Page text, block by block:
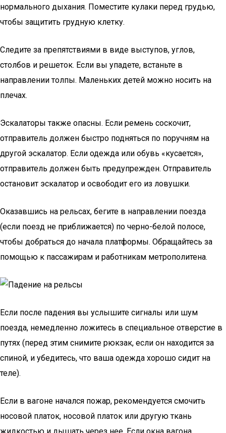
нормального дыхания. Поместите кулаки перед грудью,
чтобы защитить грудную клетку.
Следите за препятствиями в виде выступов, углов,
столбов и решеток. Если вы упадете, встаньте в
направлении толпы. Маленьких детей можно носить на
плечах.
Эскалаторы также опасны. Если ремень соскочит,
отправитель должен быстро подняться по поручням на
другой эскалатор. Если одежда или обувь «кусается»,
отправитель должен быть предупрежден. Отправитель
остановит эскалатор и освободит его из ловушки.
Оказавшись на рельсах, бегите в направлении поезда
(если поезд не приближается) по черно-белой полосе,
чтобы добраться до начала платформы. Обращайтесь за
помощью к пассажирам и работникам метрополитена.
Если после падения вы услышите сигналы или шум
поезда, немедленно ложитесь в специальное отверстие в
путях (перед этим снимите рюкзак, если он находится за
спиной, и убедитесь, что ваша одежда хорошо сидит на
теле).
Если в вагоне начался пожар, рекомендуется смочить
носовой платок, носовой платок или другую ткань